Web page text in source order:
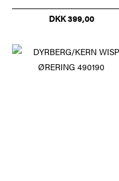
DKK 399,00